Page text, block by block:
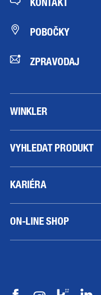
POBOČKY
ZPRAVODAJ
WINKLER
VYHLEDAT PRODUKT
KARIÉRA
ON-LINE SHOP